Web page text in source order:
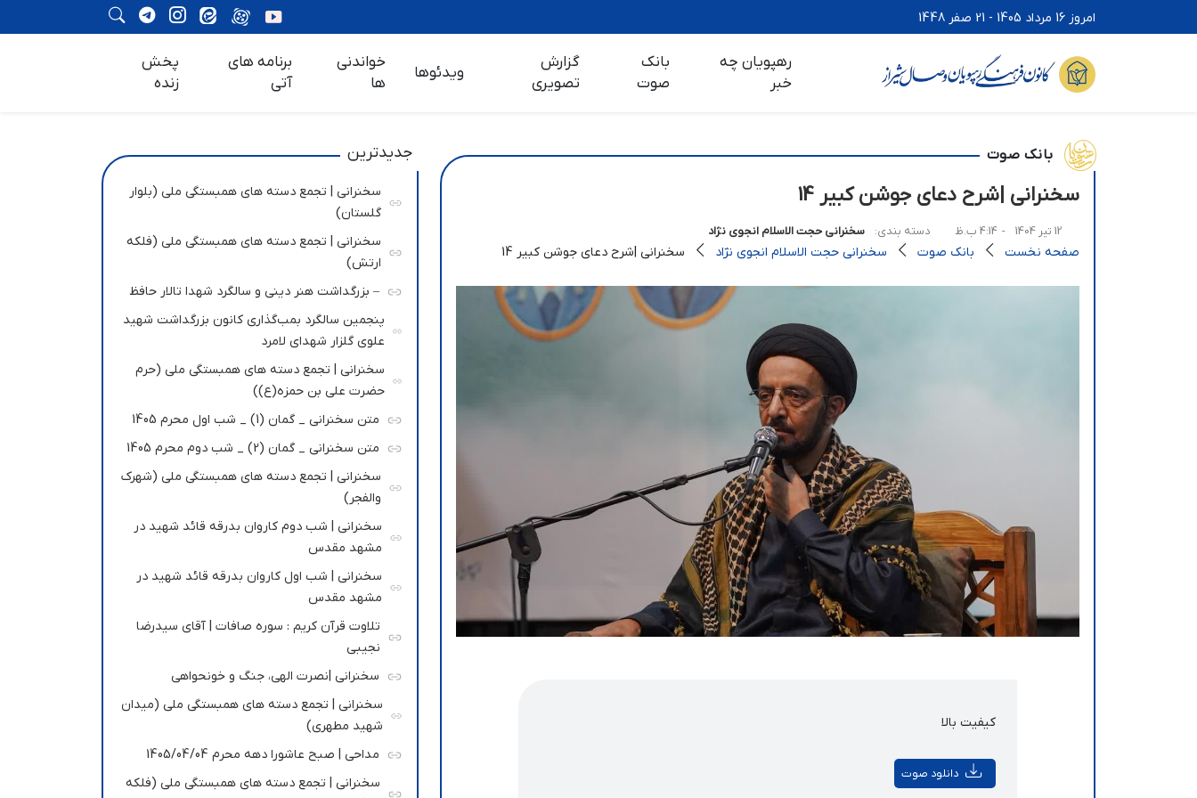
امروز 16 مرداد 1405 - 21 صفر 1448
رهپویان چه
خبر
بانک
صوت
گزارش
تصویری
ویدئوها
خواندنی
ها
برنامه های
آتی
پخش
زنده
بانک صوت
سخنرانی |شرح دعای جوشن کبیر 14
12 تیر 1404 - 4:14 ب.ظ دسته بندی: سخنرانی حجت الاسلام انجوی نژاد
صفحه نخست بانک صوت سخنرانی حجت الاسلام انجوی نژاد سخنرانی |شرح دعای جوشن کبیر 14
کیفیت بالا
دانلود صوت
جدیدترین
سخنرانی | تجمع دسته های همبستگی ملی (بلوار
گلستان)
سخنرانی | تجمع دسته های همبستگی ملی (فلکه
ارتش)
– بزرگداشت هنر دینی و سالگرد شهدا تالار حافظ
پنجمین سالگرد بمب‌گذاری کانون بزرگداشت شهید
علوی گلزار شهدای لامرد
سخنرانی | تجمع دسته های همبستگی ملی (حرم
حضرت علی بن حمزه(ع))
متن سخنرانی _ گمان (1) _ شب اول محرم 1405
متن سخنرانی _ گمان (2) _ شب دوم محرم 1405
سخنرانی | تجمع دسته های همبستگی ملی (شهرک
والفجر)
سخنرانی | شب دوم کاروان بدرقه قائد شهید در
مشهد مقدس
سخنرانی | شب اول کاروان بدرقه قائد شهید در
مشهد مقدس
تلاوت قرآن کریم : سوره صافات | آقای سیدرضا
نجیبی
سخنرانی |نصرت الهی، جنگ و خونحواهی
سخنرانی | تجمع دسته های همبستگی ملی (میدان
شهید مطهری)
مداحی | صبح عاشورا دهه محرم 1405/04/04
سخنرانی | تجمع دسته های همبستگی ملی (فلکه